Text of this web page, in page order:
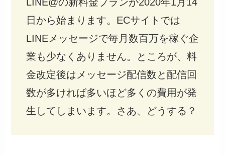
日から始まります。ECサイトでは
LINEメッセージで毎月数百万を稼ぐ企
業も少なくありません。ところが、料
金改定後はメッセージ配信数と配信回
数が多ければ多いほど多くの費用が発
生してしまいます。さあ、どうする？